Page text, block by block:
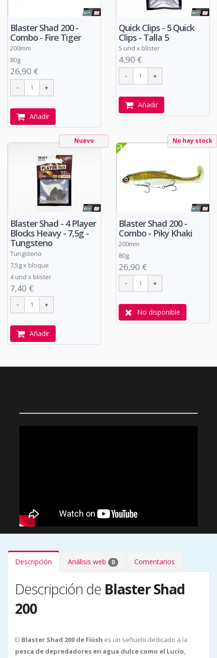
Blaster Shad 200 -
Combo - Fire Tiger
200mm
80g
26,90 €
Añadir
Quick Clips - 5 Quick
Clips - Talla 5
5 und x blister
4,90 €
Añadir
Nuevo
Blaster Shad - 4 Player
Blocks Heavy - 7,5g -
Tungsteno
Tungsteno
7,5g x bloque
4 und x blister
7,40 €
Añadir
No hay stock
Blaster Shad 200 -
Combo - Piky Khaki
200mm
80g
26,90 €
No disponible
Descripción Análisis web 0 Comentarios
Descripción de Blaster Shad
200
El Blaster Shad 200 de Fiiish es un señuelo dedicado a la
pesca de depredadores en agua dulce como el Lucio,